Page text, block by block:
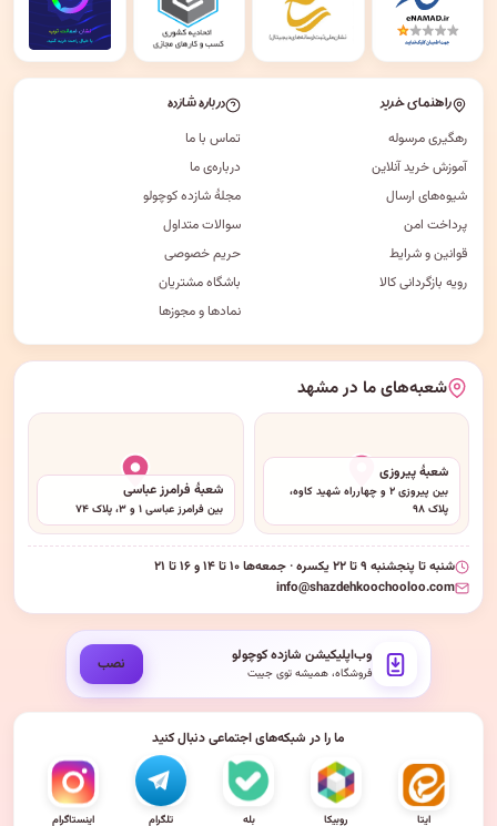
راهنمای خرید
رهگیری مرسوله
آموزش خرید آنلاین
شیوه‌های ارسال
پرداخت امن
قوانین و شرایط
رویه بازگردانی کالا
درباره شازده
تماس با ما
درباره‌ی ما
مجلهٔ شازده کوچولو
سوالات متداول
حریم خصوصی
باشگاه مشتریان
نمادها و مجوزها
شعبه‌های ما در مشهد
شعبهٔ پیروزی
بین پیروزی ۲ و چهارراه شهید کاوه،
پلاک ۹۸
شعبهٔ فرامرز عباسی
بین فرامرز عباسی ۱ و ۳، پلاک ۷۴
شنبه تا پنجشنبه ۹ تا ۲۲ یکسره · جمعه‌ها ۱۰ تا ۱۴ و ۱۶ تا ۲۱
info@shazdehkoochooloo.com
وب‌اپلیکیشن شازده کوچولو
فروشگاه، همیشه توی جیبت نصب
ما را در شبکه‌های اجتماعی دنبال کنید
ایتا روبیکا بله تلگرام اینستاگرام